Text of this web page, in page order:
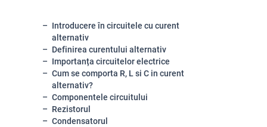
Introducere în circuitele cu curent
alternativ
Definirea curentului alternativ
Importanța circuitelor electrice
Cum se comporta R, L si C in curent
alternativ?
Componentele circuitului
Rezistorul
Condensatorul